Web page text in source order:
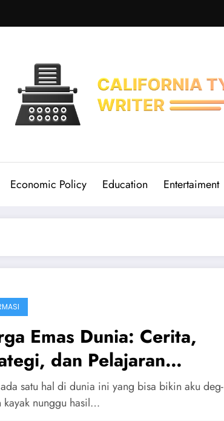
Economic Policy Education Entertaiment
Emas Dunia: Cerita,
dan Pelajaran
satu hal di dunia ini yang bisa bikin aku deg-
kayak nunggu hasil…